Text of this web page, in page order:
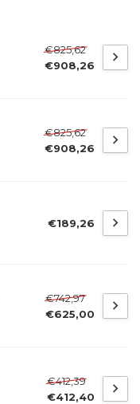
€825,62
€908,26
€825,62
€908,26
€189,26
€742,97
€625,00
€412,39
€412,40